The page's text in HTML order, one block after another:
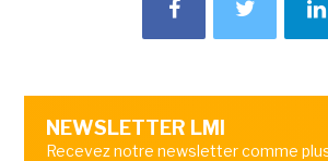
NEWSLETTER LMI
Recevez notre newsletter comme